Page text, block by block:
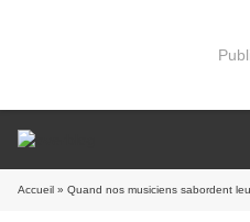
Accueil » Quand nos musiciens sabordent